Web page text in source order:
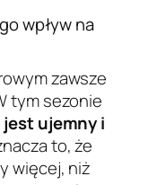
wpływ na
zawsze
tym sezonie
ujemny i
to, że
więcej, niż